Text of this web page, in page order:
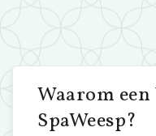
Waarom
SpaWeesp?